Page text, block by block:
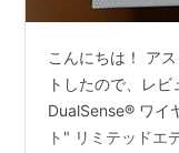
こんにちは！ ア
トしたので、レビ
DualSense® ワイ
ト" リミテッドエ